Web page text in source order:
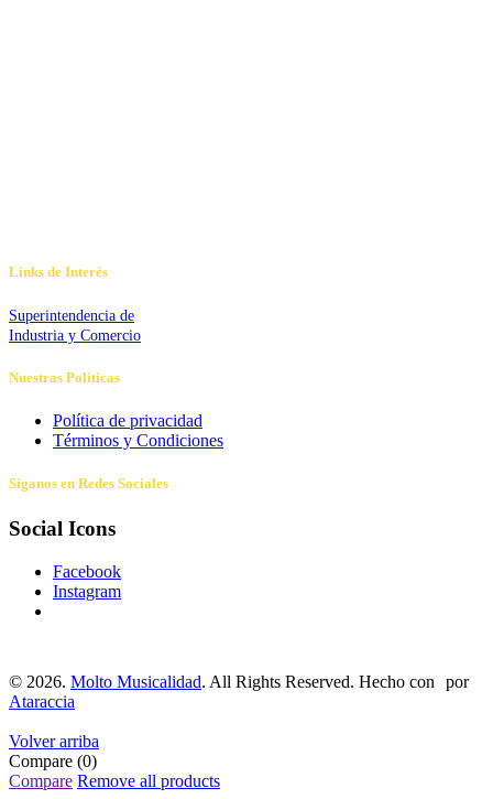
Links de Interés
Superintendencia de
Industria y Comercio
Nuestras Políticas
Política de privacidad
Términos y Condiciones
Síganos en Redes Sociales
Social Icons
Facebook
Instagram
© 2026. Molto Musicalidad. All Rights Reserved. Hecho con
por
Ataraccia
Volver arriba
Compare (0)
Compare Remove all products